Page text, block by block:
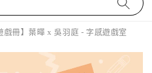
冊】葉曄 x 吳羽庭 - 字感遊戲室